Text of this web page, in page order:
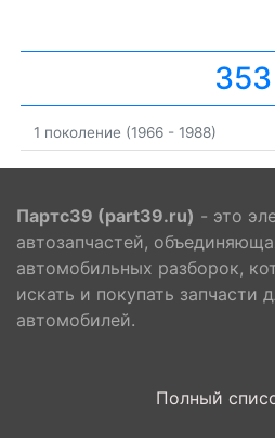
353
1 поколение (1966 - 1988)
Партс39 (part39.ru) - это
автозапчастей,
автомобильных разборок,
искать и покупать запчасти
автомобилей.
Полный